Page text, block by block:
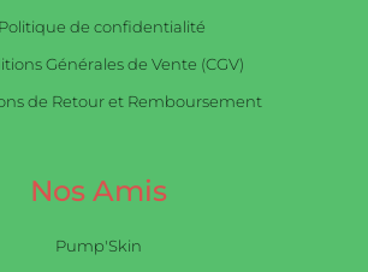
Politique de confidentialité
Générales de Vente (CGV)
de Retour et Remboursement
Nos Amis
Pump'Skin